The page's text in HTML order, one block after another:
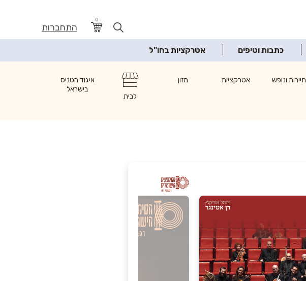
0
התחברות
כתבות וטיפים אטרקציות בחו"ל
תיירות ונופש אטרקציות
מזון
לבית
איגוד הטניס
בישראל